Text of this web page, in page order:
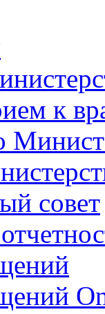
к
совет